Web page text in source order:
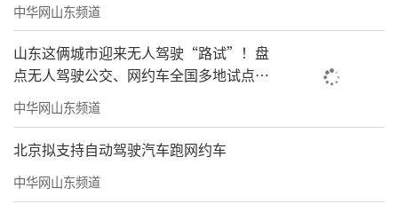
中华网山东频道
山东这俩城市迎来无人驾驶“路试”！盘
点无人驾驶公交、网约车全国多地试点之
路
中华网山东频道
北京拟支持自动驾驶汽车跑网约车
中华网山东频道